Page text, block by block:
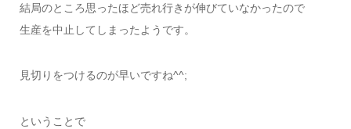
結局のところ思ったほど売れ行きが伸びていなかったので
生産を中止してしまったようです。
見切りをつけるのが早いですね^^;
ということで